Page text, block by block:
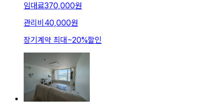
임대료370,000원
관리비 40,000원
장기계약 최대~20%할인